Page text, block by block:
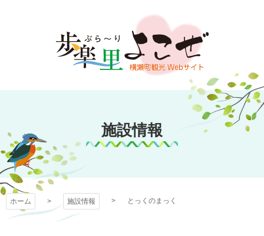
文
キ
プ
歩楽～里（ぶら～
り）よこぜ
施設情報
ホーム 施設情報 とっくのまっく